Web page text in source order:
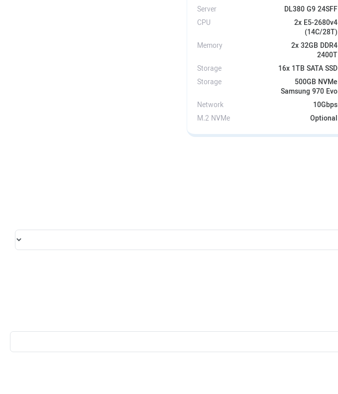
Server
DL380 G9 24SFF
CPU
2x E5-2680v4
(14C/28T)
Memory
2x 32GB DDR4
2400T
Storage
16x 1TB SATA SSD
Storage
500GB NVMe
Samsung 970 Evo
Network
10Gbps
M.2 NVMe
Optional